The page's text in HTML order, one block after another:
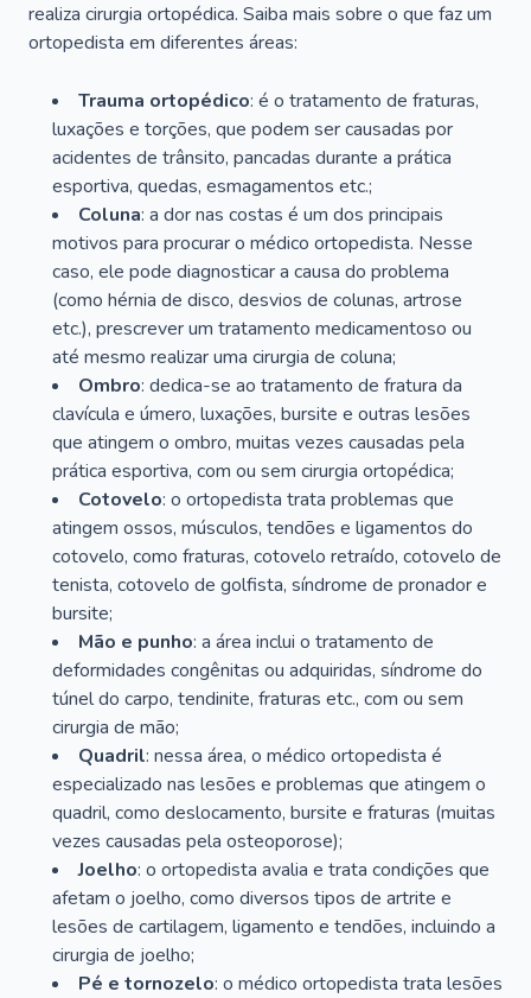
realiza cirurgia ortopédica. Saiba mais sobre o que faz um
ortopedista em diferentes áreas:
Trauma ortopédico: é o tratamento de fraturas,
luxações e torções, que podem ser causadas por
acidentes de trânsito, pancadas durante a prática
esportiva, quedas, esmagamentos etc.;
Coluna: a dor nas costas é um dos principais
motivos para procurar o médico ortopedista. Nesse
caso, ele pode diagnosticar a causa do problema
(como hérnia de disco, desvios de colunas, artrose
etc.), prescrever um tratamento medicamentoso ou
até mesmo realizar uma cirurgia de coluna;
Ombro: dedica-se ao tratamento de fratura da
clavícula e úmero, luxações, bursite e outras lesões
que atingem o ombro, muitas vezes causadas pela
prática esportiva, com ou sem cirurgia ortopédica;
Cotovelo: o ortopedista trata problemas que
atingem ossos, músculos, tendões e ligamentos do
cotovelo, como fraturas, cotovelo retraído, cotovelo de
tenista, cotovelo de golfista, síndrome de pronador e
bursite;
Mão e punho: a área inclui o tratamento de
deformidades congênitas ou adquiridas, síndrome do
túnel do carpo, tendinite, fraturas etc., com ou sem
cirurgia de mão;
Quadril: nessa área, o médico ortopedista é
especializado nas lesões e problemas que atingem o
quadril, como deslocamento, bursite e fraturas (muitas
vezes causadas pela osteoporose);
Joelho: o ortopedista avalia e trata condições que
afetam o joelho, como diversos tipos de artrite e
lesões de cartilagem, ligamento e tendões, incluindo a
cirurgia de joelho;
Pé e tornozelo: o médico ortopedista trata lesões